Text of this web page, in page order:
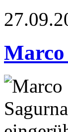
Marco